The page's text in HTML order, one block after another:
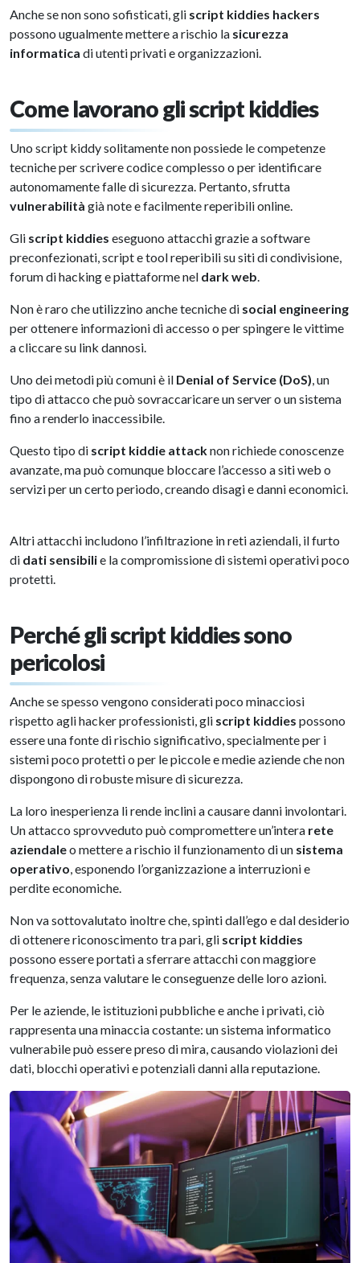
Anche se non sono sofisticati, gli script kiddies hackers
possono ugualmente mettere a rischio la sicurezza
informatica di utenti privati e organizzazioni.
Come lavorano gli script kiddies
Uno script kiddy solitamente non possiede le competenze
tecniche per scrivere codice complesso o per identificare
autonomamente falle di sicurezza. Pertanto, sfrutta
vulnerabilità già note e facilmente reperibili online.
Gli script kiddies eseguono attacchi grazie a software
preconfezionati, script e tool reperibili su siti di condivisione,
forum di hacking e piattaforme nel dark web.
Non è raro che utilizzino anche tecniche di social engineering
per ottenere informazioni di accesso o per spingere le vittime
a cliccare su link dannosi.
Uno dei metodi più comuni è il Denial of Service (DoS), un
tipo di attacco che può sovraccaricare un server o un sistema
fino a renderlo inaccessibile.
Questo tipo di script kiddie attacknon richiede conoscenze
avanzate, ma può comunque bloccare l’accesso a siti web o
servizi per un certo periodo, creando disagi e danni economici.
Altri attacchi includono l’infiltrazione in reti aziendali, il furto
di dati sensibilie la compromissione di sistemi operativi poco
protetti.
Perché gli script kiddies sono
pericolosi
Anche se spesso vengono considerati poco minacciosi
rispetto agli hacker professionisti, gli script kiddies possono
essere una fonte di rischio significativo, specialmente per i
sistemi poco protetti o per le piccole e medie aziende che non
dispongono di robuste misure di sicurezza.
La loro inesperienza li rende inclini a causare danni involontari.
Un attacco sprovveduto può compromettere un’intera rete
aziendaleo mettere a rischio il funzionamento di un sistema
operativo, esponendo l’organizzazione a interruzioni e
perdite economiche.
Non va sottovalutato inoltre che, spinti dall’ego e dal desiderio
di ottenere riconoscimento tra pari, gli script kiddies
possono essere portati a sferrare attacchi con maggiore
frequenza, senza valutare le conseguenze delle loro azioni.
Per le aziende, le istituzioni pubbliche e anche i privati, ciò
rappresenta una minaccia costante: un sistema informatico
vulnerabile può essere preso di mira, causando violazioni dei
dati, blocchi operativi e potenziali danni alla reputazione.